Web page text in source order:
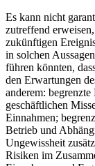
Es kann nicht
zutreffend
zukünftigen
in solchen
führen könnten,
den Erwartungen
anderem:
geschäftlichen
Einnahmen;
Betrieb und
Ungewissheit
Risiken im